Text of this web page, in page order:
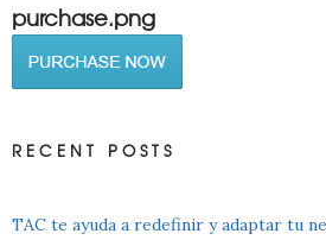
purchase.png
RECENT POSTS
TAC te ayuda a redefinir y adaptar tu